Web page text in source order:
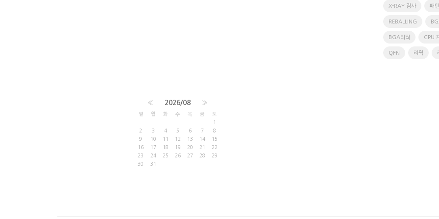
X-RAY 검사 패
REBALLING
BGA리웍 CPU
QFN 리웍
« 2026/08 »
일 월 화 수 목 금 토
1
2
3 4 5 6 7
8
9
10 11 12 13 14
15
16
17 18 19 20 21
22
23
24 25 26 27 28
29
30
31